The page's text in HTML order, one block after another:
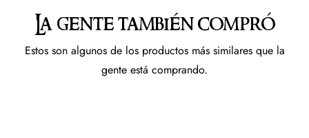
La gente también compró
Estos son algunos de los productos más similares que la
gente está comprando.